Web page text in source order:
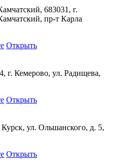
683031, г.
пр-т Карла
Открыть
г. Кемерово, ул. Радищева,
Открыть
ул. Ольшанского, д. 5,
Открыть